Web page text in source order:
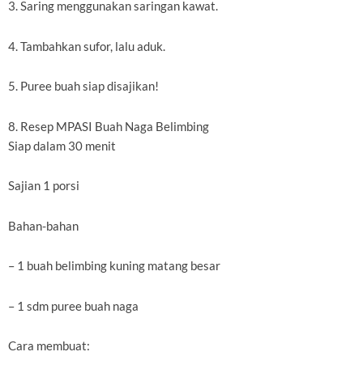
3. Saring menggunakan saringan kawat.
4. Tambahkan sufor, lalu aduk.
5. Puree buah siap disajikan!
8. Resep MPASI Buah Naga Belimbing
Siap dalam 30 menit
Sajian 1 porsi
Bahan-bahan
– 1 buah belimbing kuning matang besar
– 1 sdm puree buah naga
Cara membuat: